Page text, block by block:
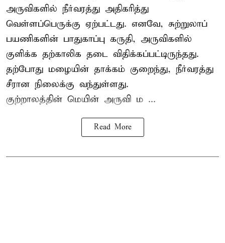
அருவிகளில் நீர்வரத்து அதிகரித்து
வெள்ளப்பெருக்கு ஏற்பட்டது. எனவே, சுற்றுலாப்
பயணிகளின் பாதுகாப்பு கருதி, அருவிகளில்
குளிக்க தற்காலிக தடை விதிக்கப்பட்டிருந்தது.
தற்போது மழையின் தாக்கம் குறைந்து, நீர்வரத்து
சீரான நிலைக்கு வந்துள்ளது.
குற்றாலத்தின் மெயின் அருவி ம ...
Read More